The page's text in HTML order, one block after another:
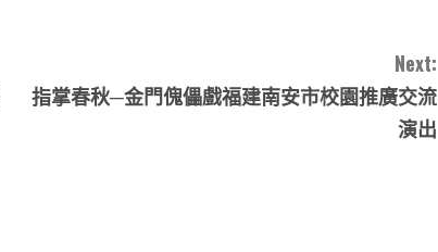
Next:
指掌春秋─金門傀儡戲福建南安市校園推廣交流
演出